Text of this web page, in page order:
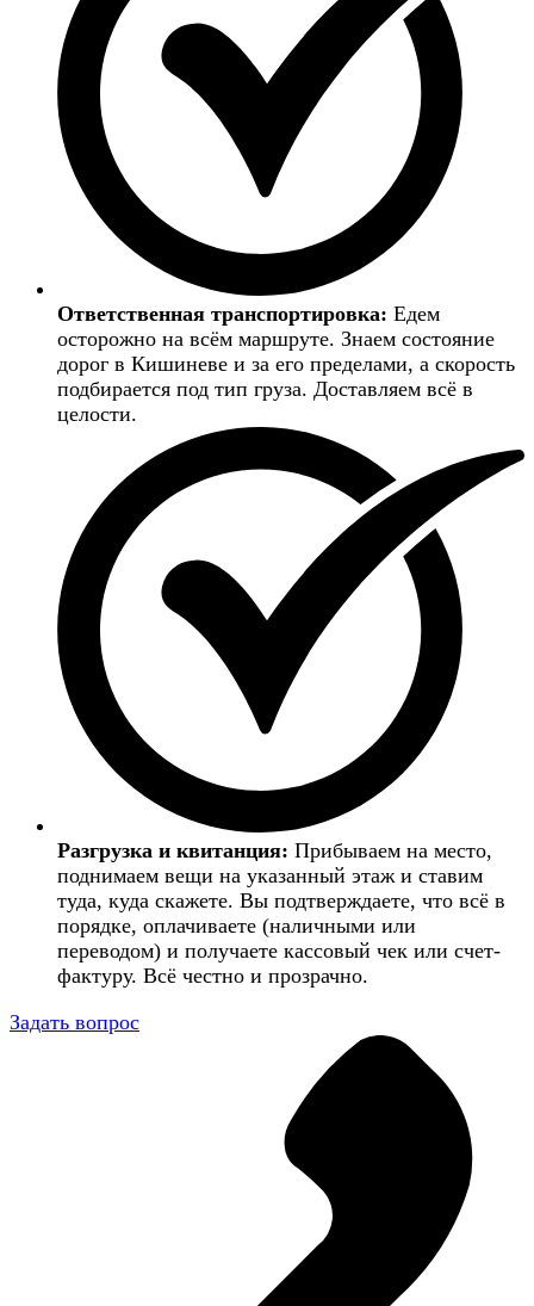
Ответственная транспортировка: Едем
осторожно на всём маршруте. Знаем состояние
дорог в Кишиневе и за его пределами, а скорость
подбирается под тип груза. Доставляем всё в
целости.
Разгрузка и квитанция: Прибываем на место,
поднимаем вещи на указанный этаж и ставим
туда, куда скажете. Вы подтверждаете, что всё в
порядке, оплачиваете (наличными или
переводом) и получаете кассовый чек или счет-
фактуру. Всё честно и прозрачно.
Задать вопрос